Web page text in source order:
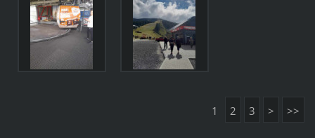
1 2 3 > >>